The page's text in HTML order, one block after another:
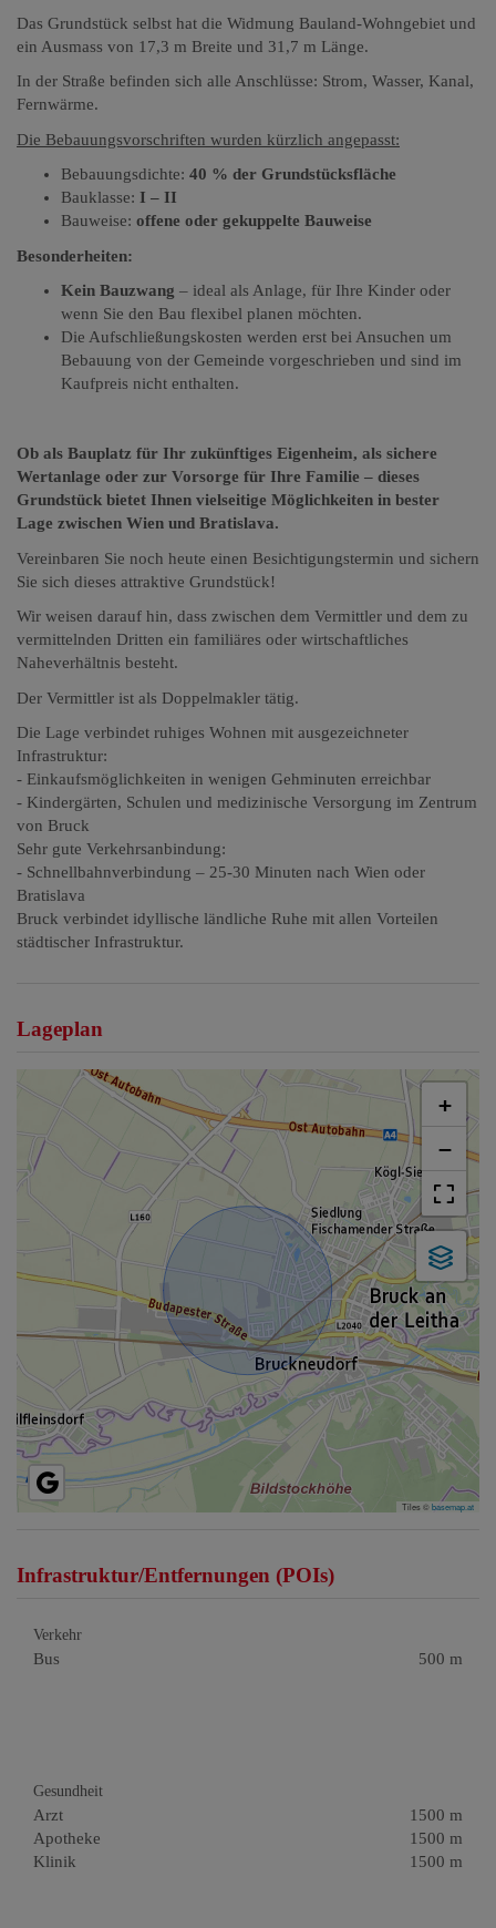
Das Grundstück selbst hat die Widmung Bauland-Wohngebiet und
ein Ausmass von 17,3 m Breite und 31,7 m Länge.
In der Straße befinden sich alle Anschlüsse: Strom, Wasser, Kanal,
Fernwärme.
Die Bebauungsvorschriften wurden kürzlich angepasst:
Bebauungsdichte: 40 % der Grundstücksfläche
Bauklasse: I – II
Bauweise: offene oder gekuppelte Bauweise
Besonderheiten:
Kein Bauzwang – ideal als Anlage, für Ihre Kinder oder
wenn Sie den Bau flexibel planen möchten.
Die Aufschließungskosten werden erst bei Ansuchen um
Bebauung von der Gemeinde vorgeschrieben und sind im
Kaufpreis nicht enthalten.
Ob als Bauplatz für Ihr zukünftiges Eigenheim, als sichere
Wertanlage oder zur Vorsorge für Ihre Familie – dieses
Grundstück bietet Ihnen vielseitige Möglichkeiten in bester
Lage zwischen Wien und Bratislava.
Vereinbaren Sie noch heute einen Besichtigungstermin und sichern
Sie sich dieses attraktive Grundstück!
Wir weisen darauf hin, dass zwischen dem Vermittler und dem zu
vermittelnden Dritten ein familiäres oder wirtschaftliches
Naheverhältnis besteht.
Der Vermittler ist als Doppelmakler tätig.
Die Lage verbindet ruhiges Wohnen mit ausgezeichneter
Infrastruktur:
- Einkaufsmöglichkeiten in wenigen Gehminuten erreichbar
- Kindergärten, Schulen und medizinische Versorgung im Zentrum
von Bruck
Sehr gute Verkehrsanbindung:
- Schnellbahnverbindung – 25-30 Minuten nach Wien oder
Bratislava
Bruck verbindet idyllische ländliche Ruhe mit allen Vorteilen
städtischer Infrastruktur.
Lageplan
+
−
Tiles ©basemap.at
Infrastruktur/Entfernungen (POIs)
Verkehr
Bus 500 m
Gesundheit
Arzt
1500 m
Apotheke
1500 m
Klinik
1500 m